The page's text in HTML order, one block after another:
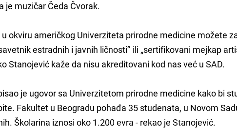
je muzičar Čeda Čvorak.
okviru američkog Univerziteta prirodne medicine možete
estradnih i javnih ličnosti’’ ili „sertifikovani mejkap
Stanojević kaže da nisu akreditovani kod nas već u SAD.
je ugovor sa Univerzitetom prirodne medicine kako bi
Fakultet u Beogradu pohađa 35 studenata, u Novom
Školarina iznosi oko 1.200 evra - rekao je Stanojević.